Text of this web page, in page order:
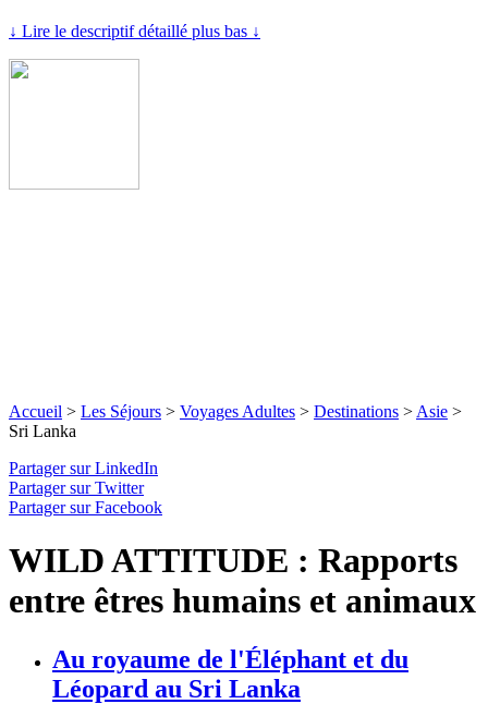
↓ Lire le descriptif détaillé plus bas ↓
Accueil > Les Séjours > Voyages Adultes > Destinations > Asie >
Sri Lanka
Partager sur LinkedIn
Partager sur Twitter
Partager sur Facebook
WILD ATTITUDE : Rapports
entre êtres humains et animaux
Au royaume de l'Éléphant et du
Léopard au Sri Lanka